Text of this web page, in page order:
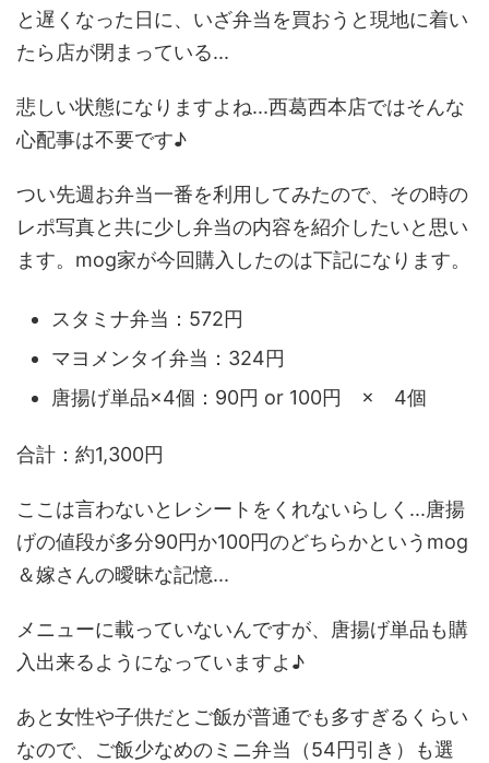
と遅くなった日に、いざ弁当を買おうと現地に着い
たら店が閉まっている...
悲しい状態になりますよね...西葛西本店ではそんな
心配事は不要です♪
つい先週お弁当一番を利用してみたので、その時の
レポ写真と共に少し弁当の内容を紹介したいと思い
ます。mog家が今回購入したのは下記になります。
スタミナ弁当：572円
マヨメンタイ弁当：324円
唐揚げ単品×4個：90円 or 100円 × 4個
合計：約1,300円
ここは言わないとレシートをくれないらしく...唐揚
げの値段が多分90円か100円のどちらかというmog
＆嫁さんの曖昧な記憶...
メニューに載っていないんですが、唐揚げ単品も購
入出来るようになっていますよ♪
あと女性や子供だとご飯が普通でも多すぎるくらい
なので、ご飯少なめのミニ弁当（54円引き）も選